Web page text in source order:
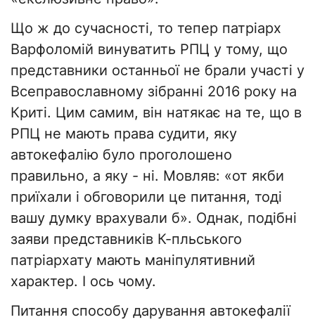
Що ж до сучасності, то тепер патріарх
Варфоломій винуватить РПЦ у тому, що
представники останньої не брали участі у
Всеправославному зібранні 2016 року на
Криті. Цим самим, він натякає на те, що в
РПЦ не мають права судити, яку
автокефалію було проголошено
правильно, а яку - ні. Мовляв: «от якби
приїхали і обговорили це питання, тоді
вашу думку врахували б». Однак, подібні
заяви представників К-пльського
патріархату мають маніпулятивний
характер. І ось чому.
Питання способу дарування автокефалії